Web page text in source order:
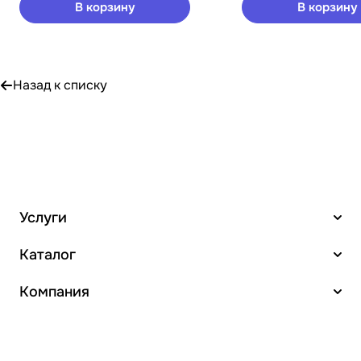
В корзину В корзину
Назад к списку
Услуги
Каталог
Компания